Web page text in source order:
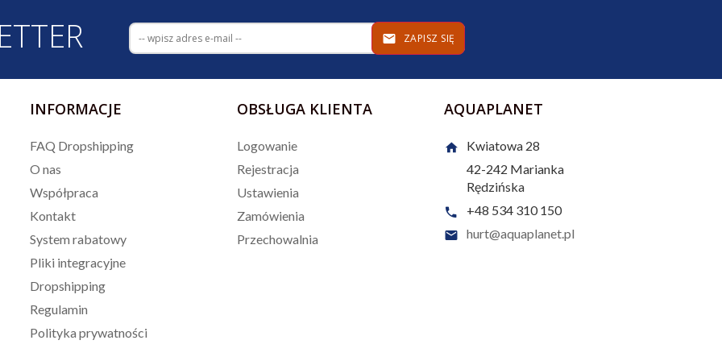
ZAPISZ SIĘ
INFORMACJE
FAQ Dropshipping
O nas
Współpraca
Kontakt
System rabatowy
Pliki integracyjne
Dropshipping
Regulamin
Polityka prywatności
OBSŁUGA KLIENTA
Logowanie
Rejestracja
Ustawienia
Zamówienia
Przechowalnia
AQUAPLANET
Kwiatowa 28
42-242 Marianka
Rędzińska
+48 534 310 150
hurt@aquaplanet.pl